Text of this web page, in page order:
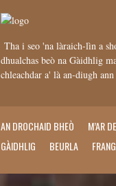
Tha i seo 'na làraich-lìn a
dhualchas beò na Gàidhlig
chleachdar a' là an-diugh
AN DROCHAID BHEÒ
M’AR
GÀIDHLIG
BEURLA